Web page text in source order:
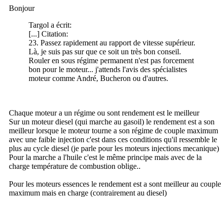
Bonjour
Targol a écrit:
[...] Citation:
23. Passez rapidement au rapport de vitesse supérieur.
Là, je suis pas sur que ce soit un très bon conseil.
Rouler en sous régime permanent n'est pas forcement
bon pour le moteur... j'attends l'avis des spécialistes
moteur comme André, Bucheron ou d'autres.
Chaque moteur a un régime ou sont rendement est le meilleur
Sur un moteur diesel (qui marche au gasoil) le rendement est a son
meilleur lorsque le moteur tourne a son régime de couple maximum
avec une faible injection c'est dans ces conditions qu'il ressemble le
plus au cycle diesel (je parle pour les moteurs injections mecanique)
Pour la marche a l'huile c'est le même principe mais avec de la
charge température de combustion oblige..
Pour les moteurs essences le rendement est a sont meilleur au couple
maximum mais en charge (contrairement au diesel)